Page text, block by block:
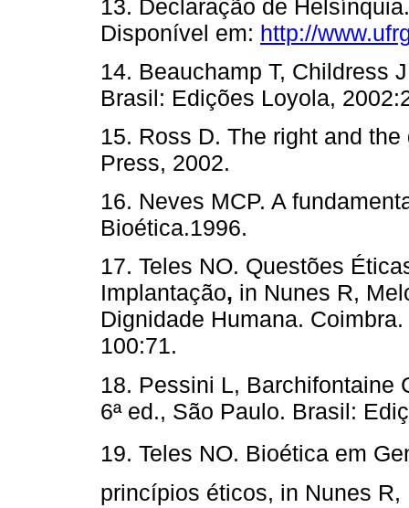
13. Declaração de
Disponível em: http://
14. Beauchamp T, Childress
Brasil: Edições Loyola,
15. Ross D. The right and
Press, 2002.
16. Neves MCP. A
Bioética.1996.
17. Teles NO. Questões
Implantação, in Nunes R,
Dignidade Humana.
100:71.
18. Pessini L, Barchifontaine
6ª ed., São Paulo. Brasil:
19. Teles NO. Bioética em
princípios éticos, in Nunes